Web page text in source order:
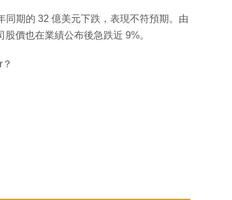
期的 32 億美元下跌，表現不符預期。由
價也在業績公布後急跌近 9%。